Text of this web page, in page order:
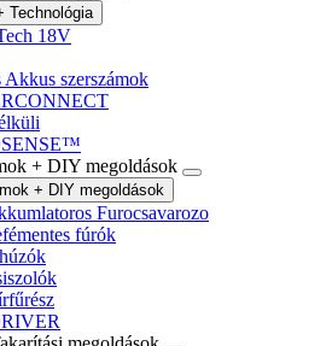
Technológia
18V
Akkus szerszámok
+ DIY megoldások
+ DIY megoldások
Furocsavarozo
fúrók